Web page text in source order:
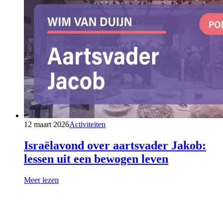
12 maart 2026Activiteiten
Israëlavond over aartsvader Jakob:
lessen uit een bewogen leven
Meer lezen